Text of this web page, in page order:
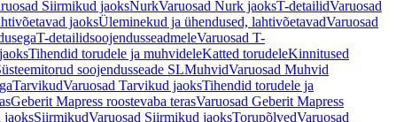
Siirmikud jaoksNurkVaruosad Nurk jaoksT-detailidVaruosad
jaoksÜleminekud ja ühendused, lahtivõetavadVaruosad
T-detailidsoojendusseadmeleVaruosad T-
Tihendid torudele ja muhvideleKatted torudeleKinnitused
soojendusseade SLMuhvidVaruosad Muhvid
TarvikudVaruosad Tarvikud jaoksTihendid torudele ja
Geberit Mapress roostevaba terasVaruosad Geberit Mapress
jaoksSiirmikudVaruosad Siirmikud jaoksTorupõlvedVaruosad